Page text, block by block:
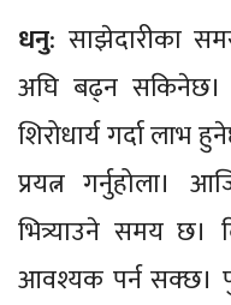
धनु: साझेदारीका
अघि बढ्न सकिनेछ।
शिरोधार्य गर्दा लाभ
प्रयत्न गर्नुहोला।
भित्र्याउने समय
आवश्यक पर्न सक्छ।